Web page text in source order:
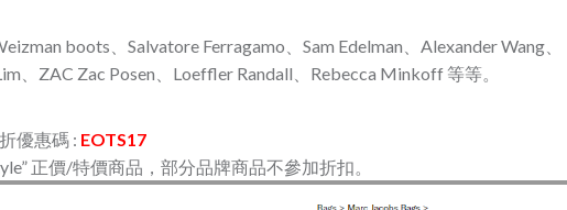
boots、Salvatore Ferragamo、Sam Edelman、Alexander Wang、
、ZAC Zac Posen、Loeffler Randall、Rebecca Minkoff 等等。
優惠碼 : EOTS17
正價/特價商品，部分品牌商品不參加折扣。